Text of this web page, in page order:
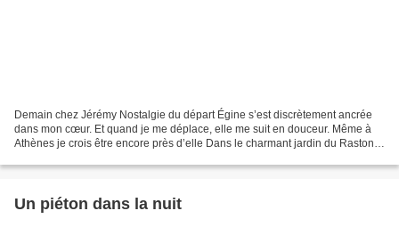
Demain chez Jérémy Nostalgie du départ Égine s’est discrètement ancrée
dans mon cœur. Et quand je me déplace, elle me suit en douceur. Même à
Athènes je crois être encore près d’elle Dans le charmant jardin du Rastoni
Un piéton dans la nuit